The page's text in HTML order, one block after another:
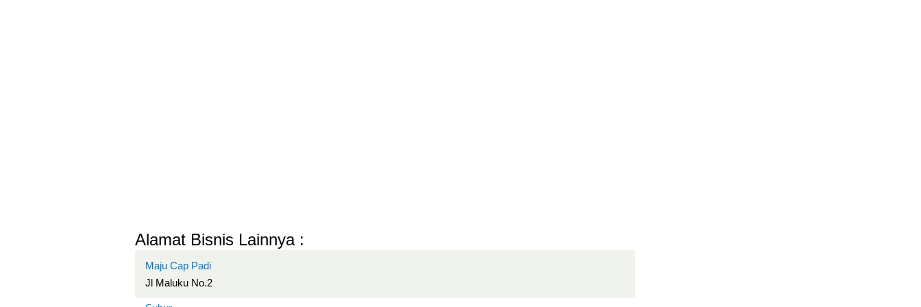
Alamat Bisnis Lainnya :
Maju Cap Padi
Jl Maluku No.2